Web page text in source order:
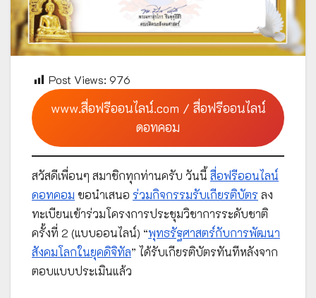
Post Views: 976
www.สื่อฟรีออนไลน์.com / สื่อฟรีออนไลน์
ดอทคอม
สวัสดีเพื่อนๆ สมาชิกทุกท่านครับ วันนี้ สื่อฟรีออนไลน์
ดอทคอม ขอนำเสนอ ร่วมกิจกรรมรับเกียรติบัตร ลง
ทะเบียนเข้าร่วมโครงการประชุมวิชาการระดับชาติ
ครั้งที่ 2 (แบบออนไลน์) “พุทธรัฐศาสตร์กับการพัฒนา
สังคมโลกในยุคดิจิทัล” ได้รับเกียรติบัตรทันทีหลังจาก
ตอบแบบประเมินแล้ว